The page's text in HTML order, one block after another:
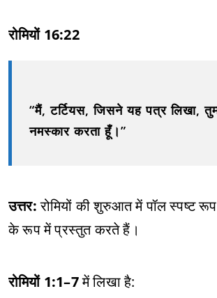
रोमियों 16:22
“मैं, टर्टियस, जिसने यह पत्र लिखा,
नमस्कार करता हूँ।”
उत्तर:रोमियों की शुरुआत में पॉल स्पष्ट
के रूप में प्रस्तुत करते हैं।
रोमियों 1:1–7में लिखा है: